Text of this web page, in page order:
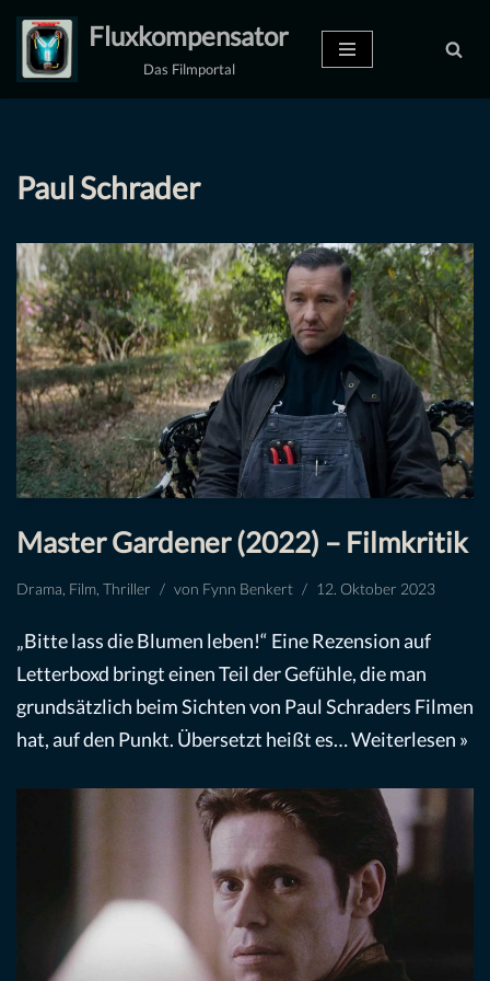
Zum
Inhalt
Fluxkompensator
Das Filmportal
Paul Schrader
Master Gardener (2022) – Filmkritik
Drama Film Thriller von Fynn Benkert 12. Oktober 2023
„Bitte lass die Blumen leben!“ Eine Rezension auf
Letterboxd bringt einen Teil der Gefühle, die man
grundsätzlich beim Sichten von Paul Schraders Filmen
hat, auf den Punkt. Übersetzt heißt es…Weiterlesen »